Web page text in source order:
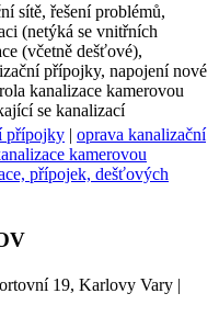
sítě, řešení problémů,
(netýká se vnitřních
(včetně dešťové),
přípojky, napojení nové
kanalizace kamerovou
se kanalizací
přípojky | oprava kanalizační
kamerovou
přípojek, dešťových
19, Karlovy Vary |